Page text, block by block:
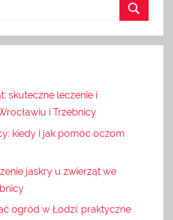
skuteczne leczenie i
i Trzebnicy
kiedy i jak pomóc oczom
jaskry u zwierząt we
ogród w Łodzi: praktyczne